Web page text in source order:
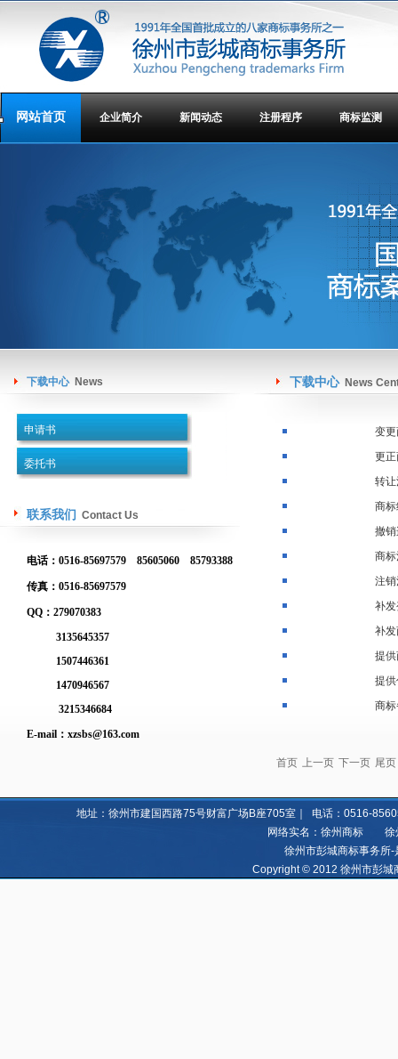
网站首页 企业简介 新闻动态 注册程序 商标监测
下载中心 News
申请书
委托书
联系我们 Contact Us
电话：0516-85697579 85605060 85793388
传真：0516-85697579
QQ：279070383
3135645357
1507446361
1470946567
3215346684
E-mail： xzsbs@163.com
下载中心 News
变
更
转
商
撤
商
注
补
补
提
提
商
首页 上一页 下一页 尾页
地址：徐州市建国西路75号财富广场B座705室｜ 电话：0516-
网络实名：徐州商标 徐
徐州市彭城商标事务所-
Copyright © 2012 徐州市彭